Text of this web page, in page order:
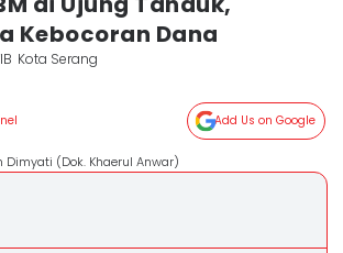
Kebocoran Dana
Kota Serang
Add Us on Google
Dimyati (Dok. Khaerul Anwar)